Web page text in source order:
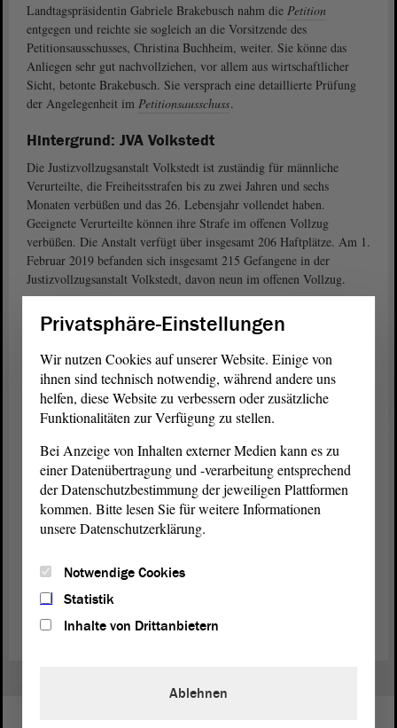
Landtagspräsidentin Gabriele Brakebusch nahm die Petition
entgegen und reichte sie sogleich an die Vorsitzende des
Petitionsausschusses, Christina Buchheim, weiter. Sie könne das
Anliegen sehr gut nachvollziehen, vor allem aus wirtschaftlicher
Sicht, betonte Brakebusch. Sie versprach eine detaillierte Prüfung
der Angelegenheit im Petitionsausschuss.
Hintergrund: JVA Volkstedt
Die Justizvollzugsanstalt Volkstedt ist zuständig für männliche
Verurteilte, die Freiheitsstrafen bis zu zwei Jahren und sechs
Monaten verbüßen und das 26. Lebensjahr vollendet haben.
Geeignete Verurteilte können ihre Strafe im offenen Vollzug
verbüßen. Die Anstalt verfügt über insgesamt 206 Haftplätze. Am 1.
Februar 2019 befanden sich insgesamt 215 Gefangene in der
Justizvollzugsanstalt Volkstedt, davon neun im offenen Vollzug.
Die Errichtung der heutigen Justizvollzugsanstalt geht auf das 1942
zurück. Damals wurde sie als Arbeitslager in Barackenbauweise auf
dem Gelände der damaligen Mansfeld-AG erbaut. Zuletzt wurde im
Juni 2011 die ehemalige Schlosserei zu einer Kleinfeldsporthalle
umgebaut und die Halle ihrer Bestimmung übergeben.
Für den Arbeitseinsatz der Gefangenen stehen der JVA Volkstedt
verschiedene Arbeitsbereiche zur Verfügung. Im Einzelnen sind
dies: Montage- und Verpackungsarbeiten für die Elektro- und
Metallindustrie sowie Tätigkeiten im Betriebshof Lutherstadt
Eisleben für Gefangene des offenen Vollzugs. Als Eigenbetriebe
sind eine Schlosserei, eine Polsterei, die arbeitstherapeutische
Beschäftigung sowie Haus-, Hof-, Küchen- und Gartenarbeiten
Weitere Informationen zur JVA Volkstedt (Link)
Privatsphäre-Einstellungen
Wir nutzen Cookies auf unserer Website. Einige von
ihnen sind technisch notwendig, während andere uns
helfen, diese Website zu verbessern oder zusätzliche
Funktionalitäten zur Verfügung zu stellen.
Bei Anzeige von Inhalten externer Medien kann es zu
einer Datenübertragung und -verarbeitung entsprechend
der Datenschutzbestimmung der jeweiligen Plattformen
kommen. Bitte lesen Sie für weitere Informationen
unsere Datenschutzerklärung.
Notwendige Cookies
Statistik
Inhalte von Drittanbietern
Ablehnen